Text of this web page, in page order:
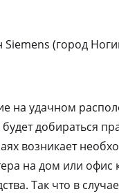
(город
на удачном
добираться
возникает
на дом или
Так что в